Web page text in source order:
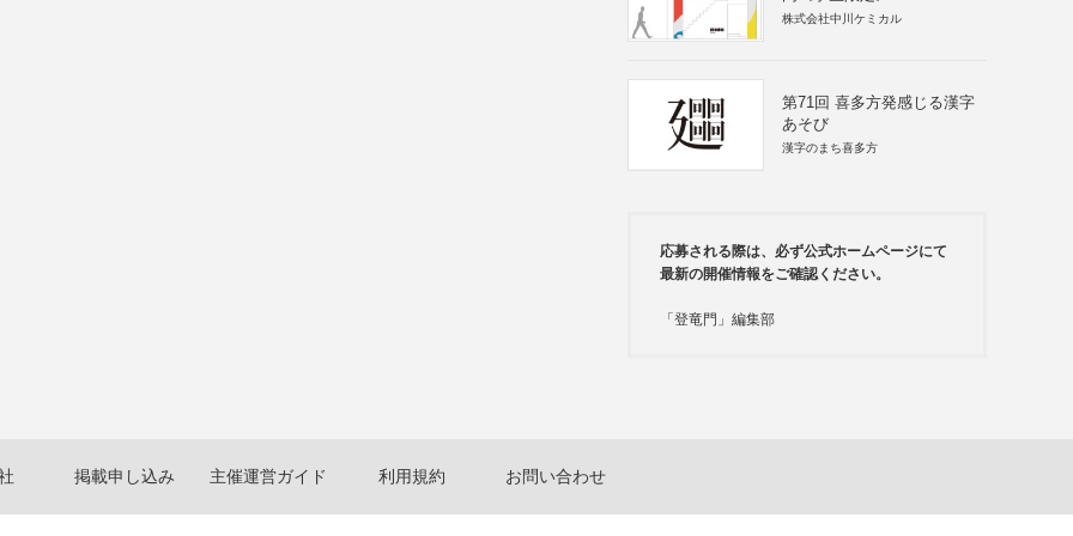
株式会社中川ケミカル
第71回 喜多方発感じる漢字
あそび
漢字のまち喜多方
応募される際は、必ず公式ホームページにて
最新の開催情報をご確認ください。
「登竜門」編集部
掲載申し込み 主催運営ガイド 利用規約 お問い合わせ